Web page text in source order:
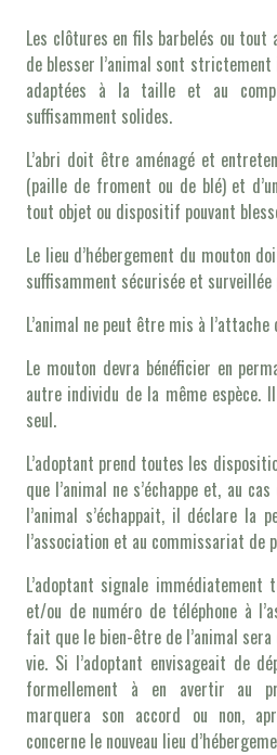
Les clôtures en fils barbelés ou
de blesser l’animal sont
adaptées à la taille et au
suffisamment solides.
L’abri doit être aménagé et
(paille de froment ou de blé) et
tout objet ou dispositif pouvant
Le lieu d’hébergement du mouton
suffisamment sécurisée et
L’animal ne peut être mis à
Le mouton devra bénéficier en
autre individu de la même espèce.
seul.
L’adoptant prend toutes les
que l’animal ne s’échappe et, au
l’animal s’échappait, il déclare la
l’association et au commissariat de
L’adoptant signale immédiatement
et/ou de numéro de téléphone à
fait que le bien-être de l’animal sera
vie. Si l’adoptant envisageait de
formellement à en avertir au
marquera son accord ou non,
concerne le nouveau lieu